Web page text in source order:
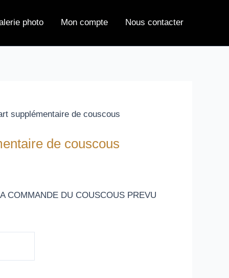
photo Mon compte Nous contacter
supplémentaire de couscous
de couscous
COMMANDE DU COUSCOUS PREVU